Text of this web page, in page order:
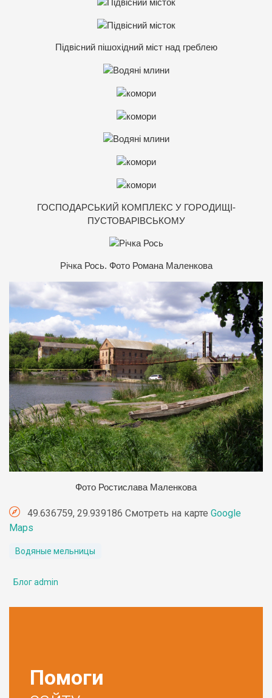
Підвісний пішохідний міст над греблею
ГОСПОДАРСЬКИЙ КОМПЛЕКС У ГОРОДИЩІ-
ПУСТОВАРІВСЬКОМУ
Річка Рось. Фото Романа Маленкова
Фото Ростислава Маленкова
49.636759, 29.939186 Смотреть на карте Google
Maps
Водяные мельницы
Блог admin
Помоги